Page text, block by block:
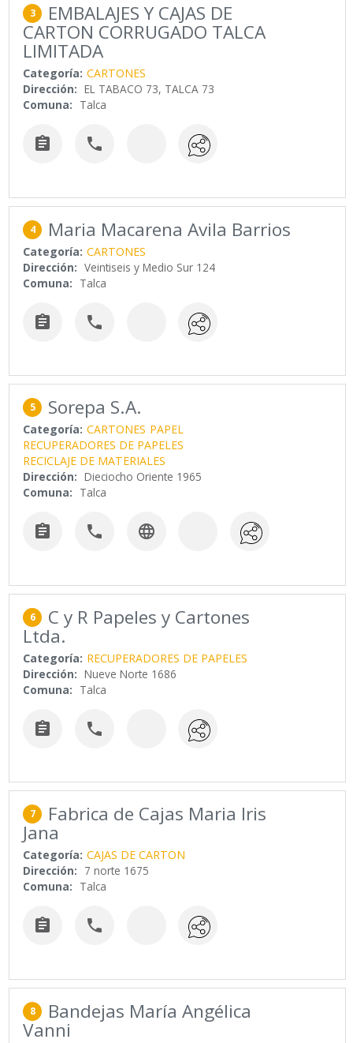
3 EMBALAJES Y CAJAS DE
CARTON CORRUGADO TALCA
LIMITADA
Categoría: CARTONES
Dirección: EL TABACO 73, TALCA 73
Comuna: Talca
 
4 Maria Macarena Avila Barrios
Categoría: CARTONES
Dirección: Veintiseis y Medio Sur 124
Comuna: Talca
 
5 Sorepa S.A.
Categoría: CARTONES PAPEL
RECUPERADORES DE PAPELES
RECICLAJE DE MATERIALES
Dirección: Dieciocho Oriente 1965
Comuna: Talca
  
6 C y R Papeles y Cartones
Ltda.
Categoría: RECUPERADORES DE PAPELES
Dirección: Nueve Norte 1686
Comuna: Talca
 
7 Fabrica de Cajas Maria Iris
Jana
Categoría: CAJAS DE CARTON
Dirección: 7 norte 1675
Comuna: Talca
 
8 Bandejas María Angélica
Vanni